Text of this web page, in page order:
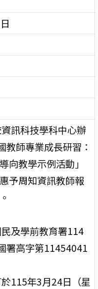
訊科技學科中心辦
教師專業成長研習：
向教學示例活動」
予周知資訊教師報
及學前教育署114
署高字第11454041
115年3月24日（星